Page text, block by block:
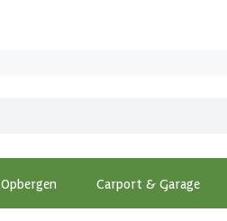
Opbergen Carport & Garage